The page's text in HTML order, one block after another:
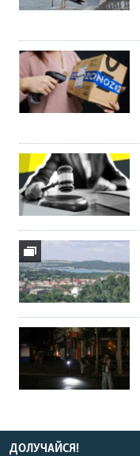
ДОЛУЧАЙСЯ!